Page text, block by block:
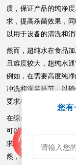
质，保证产品的纯净
求，提高杀菌效果，
以用于设备的清洗和
然而，超纯水在食品
且难度较大，超纯水
例如，在需要高度纯
冲洗和灌装环节，以
要求极高的实验室或
在综合考虑食品加工
可以得出结论：在大
求。它既能保证产品
然，在一些特殊情况
您有